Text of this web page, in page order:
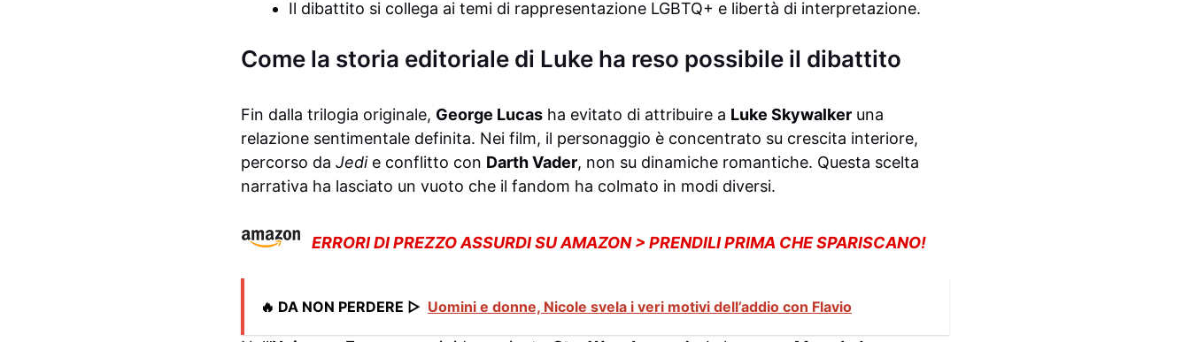
Il dibattito si collega ai temi di rappresentazione LGBTQ+ e libertà di interpretazione.
Come la storia editoriale di Luke ha reso possibile il dibattito
Fin dalla trilogia originale, George Lucas ha evitato di attribuire a Luke Skywalker una
relazione sentimentale definita. Nei film, il personaggio è concentrato su crescita interiore,
percorso da Jedie conflitto con Darth Vader, non su dinamiche romantiche. Questa scelta
narrativa ha lasciato un vuoto che il fandom ha colmato in modi diversi.
ERRORI DI PREZZO ASSURDI SU AMAZON > PRENDILI PRIMA CHE SPARISCANO!
🔥 DA NON PERDERE ▷ Uomini e donne, Nicole svela i veri motivi dell’addio con Flavio